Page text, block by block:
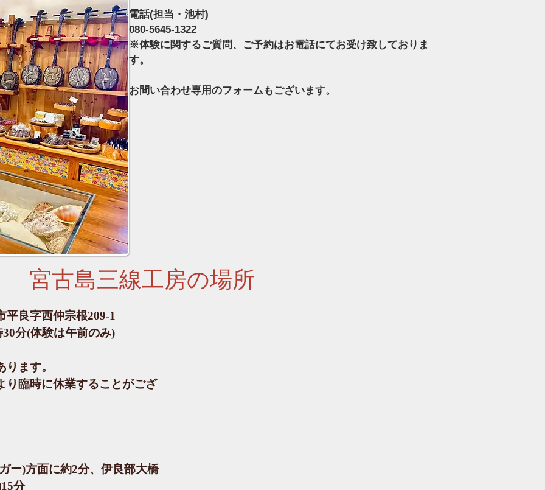
電話(担当・池村)
080-5645-1322
※体験に関するご質問、ご予約はお電話にてお受け致しておりま
す。
お問い合わせ専用のフォームもございます。
宮古島三線工房の場所
良字西仲宗根209-1
分(体験は午前のみ)
ます。
臨時に休業することがござ
ー)方面に約2分、伊良部大橋
分